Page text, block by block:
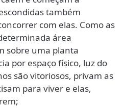
também
com elas. Como as
área
sobre uma planta
por espaço físico, luz do
são vitoriosos, privam as
para viver e elas,